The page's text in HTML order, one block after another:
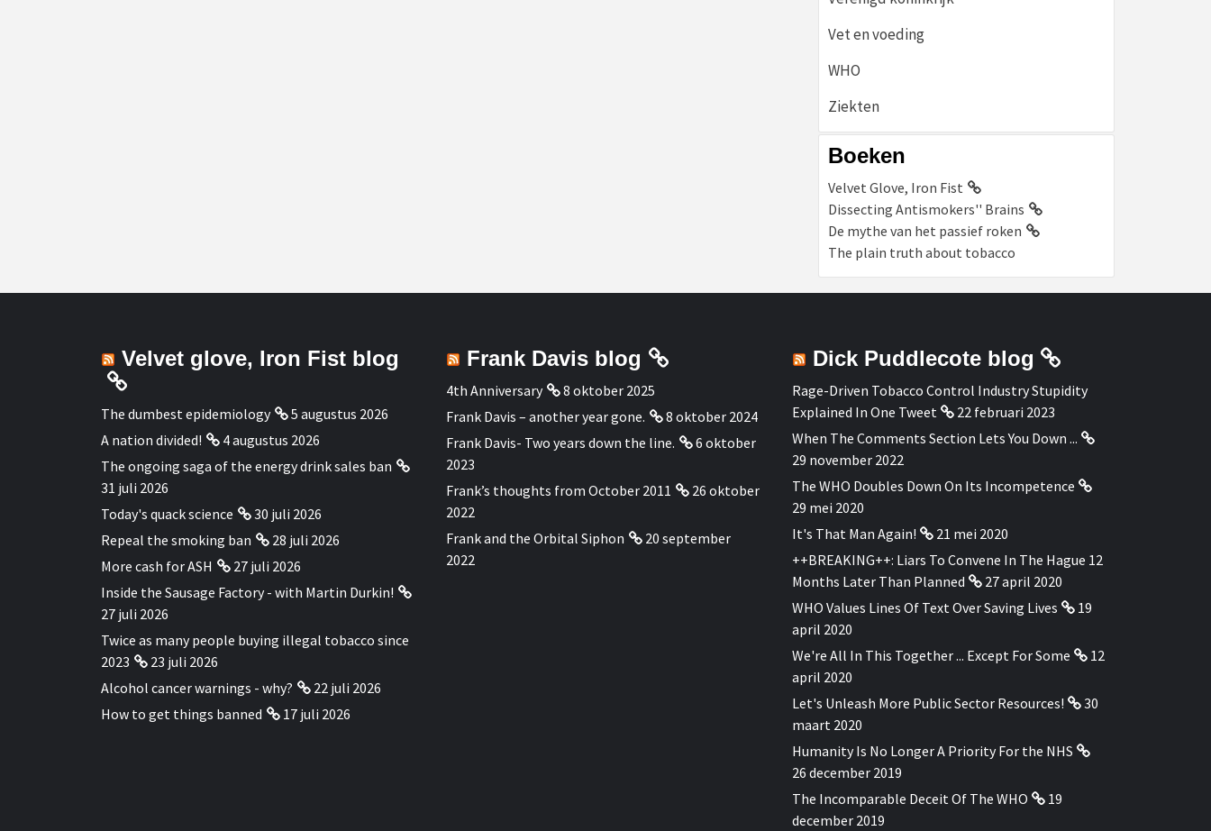
Vet en voeding
WHO
Ziekten
Boeken
Velvet Glove, Iron Fist
Dissecting Antismokers'' Brains
De mythe van het passief roken
The plain truth about tobacco
Velvet glove, Iron Fist blog
The dumbest epidemiology
5 augustus 2026
A nation divided!
4 augustus 2026
The ongoing saga of the energy drink sales ban
31 juli 2026
Today's quack science
30 juli 2026
Repeal the smoking ban
28 juli 2026
More cash for ASH
27 juli 2026
Inside the Sausage Factory - with Martin Durkin!
27 juli 2026
Twice as many people buying illegal tobacco since
2023
23 juli 2026
Alcohol cancer warnings - why?
22 juli 2026
How to get things banned
17 juli 2026
Frank Davis blog
4th Anniversary
8 oktober 2025
Frank Davis – another year gone.
8 oktober 2024
Frank Davis- Two years down the line.
6 oktober
2023
Frank’s thoughts from October 2011
26 oktober
2022
Frank and the Orbital Siphon
20 september
2022
Dick Puddlecote blog
Rage-Driven Tobacco Control Industry Stupidity
Explained In One Tweet
22 februari 2023
When The Comments Section Lets You Down ...
29 november 2022
The WHO Doubles Down On Its Incompetence
29 mei 2020
It's That Man Again!
21 mei 2020
++BREAKING++: Liars To Convene In The Hague 12
Months Later Than Planned
27 april 2020
WHO Values Lines Of Text Over Saving Lives
19
april 2020
We're All In This Together ... Except For Some
12
april 2020
Let's Unleash More Public Sector Resources!
30
maart 2020
Humanity Is No Longer A Priority For the NHS
26 december 2019
The Incomparable Deceit Of The WHO
19
december 2019